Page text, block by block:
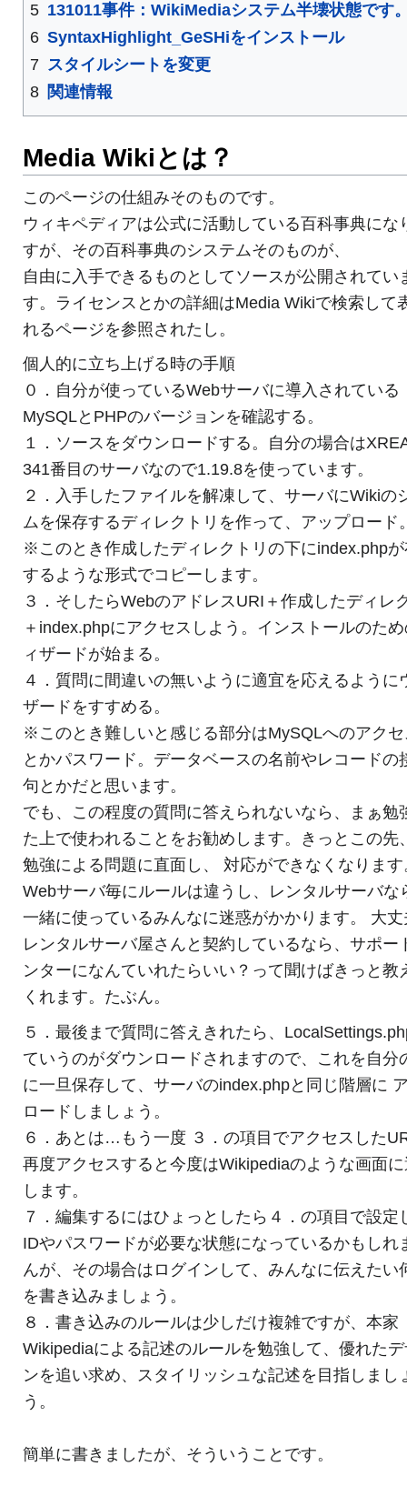
5 131011事件：WikiMediaシステム半壊状態です
6 SyntaxHighlight_GeSHiをインストール
7 スタイルシートを変更
8 関連情報
Media Wikiとは？
このページの仕組みそのものです。
ウィキペディアは公式に活動している百科事典にな
すが、その百科事典のシステムそのものが、
自由に入手できるものとしてソースが公開されてい
す。ライセンスとかの詳細はMedia Wikiで検索して
れるページを参照されたし。
個人的に立ち上げる時の手順
０．自分が使っているWebサーバに導入されている
MySQLとPHPのバージョンを確認する。
１．ソースをダウンロードする。自分の場合は
341番目のサーバなので1.19.8を使っています。
２．入手したファイルを解凍して、サーバにWikiの
ムを保存するディレクトリを作って、アップロード
※このとき作成したディレクトリの下にindex.php
するような形式でコピーします。
３．そしたらWebのアドレスURI＋作成したディレ
＋index.phpにアクセスしよう。インストールのた
ィザードが始まる。
４．質問に間違いの無いように適宜を応えるように
ザードをすすめる。
※このとき難しいと感じる部分はMySQLへのアク
とかパスワード。データベースの名前やレコードの
句とかだと思います。
でも、この程度の質問に答えられないなら、まぁ勉
た上で使われることをお勧めします。きっとこの先
勉強による問題に直面し、 対応ができなくなります
Webサーバ毎にルールは違うし、レンタルサーバな
一緒に使っているみんなに迷惑がかかります。 大
レンタルサーバ屋さんと契約しているなら、サポー
ンターになんていれたらいい？って聞けばきっと教
くれます。たぶん。
５．最後まで質問に答えきれたら、
ていうのがダウンロードされますので、これを自分
に一旦保存して、サーバのindex.phpと同じ階層に
ロードしましょう。
６．あとは…もう一度 ３．の項目でアクセスした
再度アクセスすると今度はWikipediaのような画面
します。
７．編集するにはひょっとしたら４．の項目で設定
IDやパスワードが必要な状態になっているかもしれ
んが、その場合はログインして、みんなに伝えたい
を書き込みましょう。
８．書き込みのルールは少しだけ複雑ですが、本家
Wikipediaによる記述のルールを勉強して、優れた
ンを追い求め、スタイリッシュな記述を目指しまし
う。
簡単に書きましたが、そういうことです。